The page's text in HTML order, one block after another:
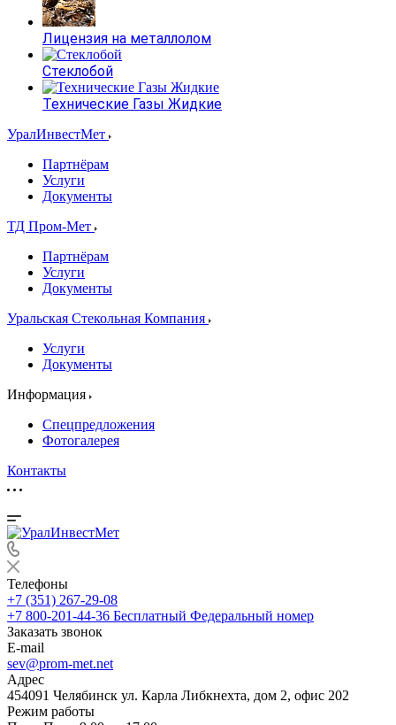
Лицензия на металлолом
Стеклобой
Технические Газы Жидкие
УралИнвестМет
Партнёрам
Услуги
Документы
ТД Пром-Мет
Партнёрам
Услуги
Документы
Уральская Стекольная Компания
Услуги
Документы
Информация
Спецпредложения
Фотогалерея
Контакты
Телефоны
+7 (351) 267-29-08
+7 800-201-44-36 Бесплатный Федеральный номер
Заказать звонок
E-mail
sev@prom-met.net
Адрес
454091 Челябинск ул. Карла Либкнехта, дом 2, офис 202
Режим работы